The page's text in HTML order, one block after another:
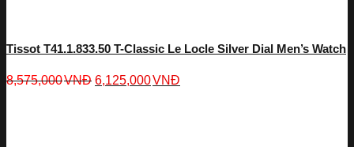
Tissot T41.1.833.50 T-Classic Le Locle Silver Dial Men’s Watch
8,575,000VNĐ 6,125,000VNĐ